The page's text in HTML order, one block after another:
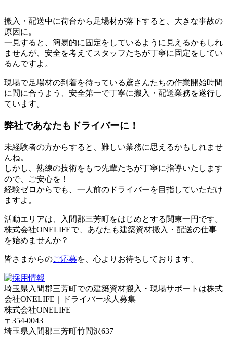
搬入・配送中に荷台から足場材が落下すると、大きな事故の
原因に。
一見すると、簡易的に固定をしているように見えるかもしれ
ませんが、安全を考えてスタッフたちが丁寧に固定をしてい
るんですよ。
現場で足場材の到着を待っている鳶さんたちの作業開始時間
に間に合うよう、安全第一で丁寧に搬入・配送業務を遂行し
ています。
弊社であなたもドライバーに！
未経験者の方からすると、難しい業務に思えるかもしれませ
んね。
しかし、熟練の技術をもつ先輩たちが丁寧に指導いたします
ので、ご安心を！
経験ゼロからでも、一人前のドライバーを目指していただけ
ますよ。
活動エリアは、入間郡三芳町をはじめとする関東一円です。
株式会社ONELIFEで、あなたも建築資材搬入・配送の仕事
を始めませんか？
皆さまからのご応募を、心よりお待ちしております。
埼玉県入間郡三芳町での建築資材搬入・現場サポートは株式
会社ONELIFE｜ドライバー求人募集
株式会社ONELIFE
〒354-0043
埼玉県入間郡三芳町竹間沢637